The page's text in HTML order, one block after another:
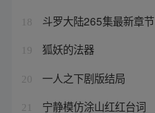
18 斗罗大陆265集最新章节
19 狐妖的法器
20 一人之下剧版结局
21 宁静模仿涂山红红台词